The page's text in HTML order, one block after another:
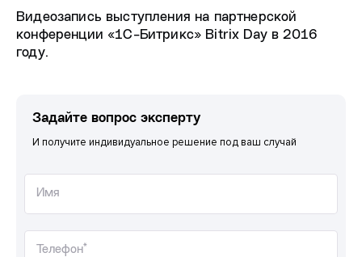
Видеозапись выступления на партнерской
конференции «1С-Битрикс» Bitrix Day в 2016
году.
Задайте вопрос эксперту
И получите индивидуальное решение под ваш случай
Имя
Телефон*